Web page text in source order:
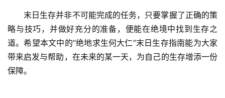
末日生存并非不可能完成的任务，只要掌握了正确的策
略与技巧，并做好充分的准备，便能在绝境中找到生存之
道。希望本文中的“绝地求生何大仁”末日生存指南能为大家
带来启发与帮助，在未来的某一天，为自己的生存增添一份
保障。